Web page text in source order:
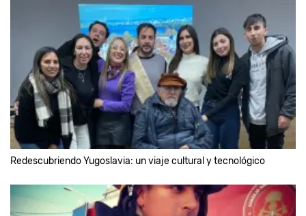
Redescubriendo Yugoslavia: un viaje cultural y tecnológico